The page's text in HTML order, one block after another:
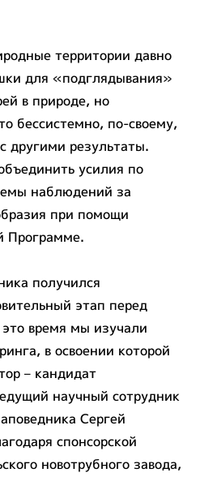
территории давно
для «подглядывания»
в природе, но
бессистемно, по-своему,
другими результаты.
усилия по
наблюдений за
при помощи
Программе.
получился
этап перед
время мы изучали
в освоении которой
– кандидат
научный сотрудник
Сергей
спонсорской
новотрубного завода,